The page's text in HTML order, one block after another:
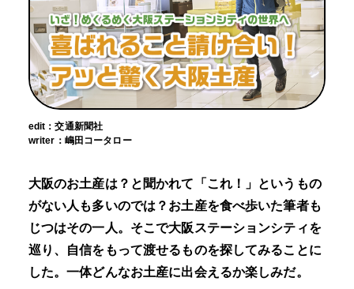
大阪のお土産は？と聞かれて「これ！」というもの
がない人も多いのでは？お土産を食べ歩いた筆者も
じつはその一人。そこで大阪ステーションシティを
巡り、自信をもって渡せるものを探してみることに
した。一体どんなお土産に出会えるか楽しみだ。
edit：交通新聞社
writer：嶋田コータロー